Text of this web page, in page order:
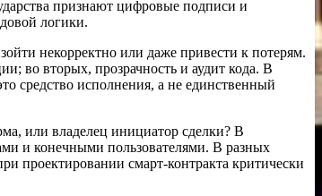
признают цифровые подписи и
логики.
некорректно или даже привести к потерям.
во вторых, прозрачность и аудит кода. В
средство исполнения, а не единственный
или владелец инициатор сделки? В
и конечными пользователями. В разных
проектировании смарт‑контракта критически